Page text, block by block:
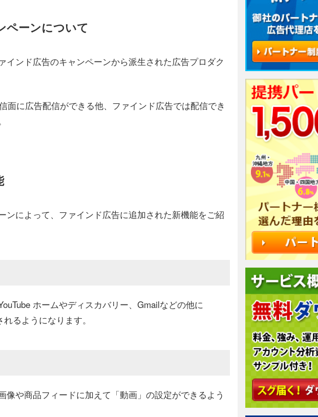
ペーンについて
ンド広告のキャンペーンから派生された広告プロダク
面に広告配信ができる他、ファインド広告では配信でき
によって、ファインド広告に追加された新機能をご紹
ホームやディスカバリー、Gmailなどの他に
るようになります。
や商品フィードに加えて「動画」の設定ができるよう